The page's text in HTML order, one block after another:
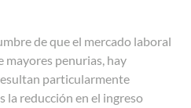
de que el mercado laboral
mayores penurias, hay
particularmente
la reducción en el ingreso